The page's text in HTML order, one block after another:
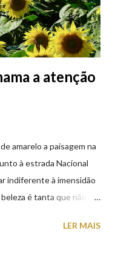
a atenção
amarelo a paisagem na
à estrada Nacional
indiferente à imensidão
é tanta que não
tirar algumas
LER MAIS